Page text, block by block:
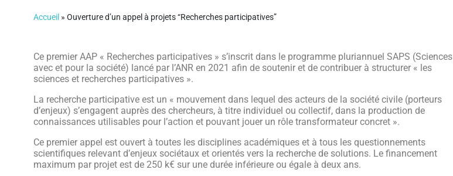
Accueil » Ouverture d’un appel à projets “Recherches participatives”
Ce premier AAP « Recherches participatives » s’inscrit dans le programme pluriannuel SAPS (Sciences
avec et pour la société) lancé par l’ANR en 2021 afin de soutenir et de contribuer à structurer « les
sciences et recherches participatives ».
La recherche participative est un « mouvement dans lequel des acteurs de la société civile (porteurs
d’enjeux) s’engagent auprès des chercheurs, à titre individuel ou collectif, dans la production de
connaissances utilisables pour l’action et pouvant jouer un rôle transformateur concret ».
Ce premier appel est ouvert à toutes les disciplines académiques et à tous les questionnements
scientifiques relevant d’enjeux sociétaux et orientés vers la recherche de solutions. Le financement
maximum par projet est de 250 k€ sur une durée inférieure ou égale à deux ans.